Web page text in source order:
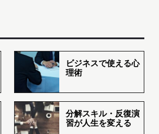
ビジネスで使える心
理術
分解スキル・反復演
習が人生を変える